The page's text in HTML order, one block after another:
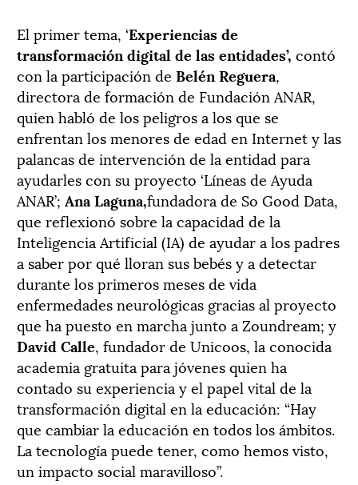
El primer tema, ‘Experiencias de
transformación digital de las entidades’, contó
con la participación de Belén Reguera,
directora de formación de Fundación ANAR,
quien habló de los peligros a los que se
enfrentan los menores de edad en Internet y las
palancas de intervención de la entidad para
ayudarles con su proyecto ‘Líneas de Ayuda
ANAR’; Ana Laguna,fundadora de So Good Data,
que reflexionó sobre la capacidad de la
Inteligencia Artificial (IA) de ayudar a los padres
a saber por qué lloran sus bebés y a detectar
durante los primeros meses de vida
enfermedades neurológicas gracias al proyecto
que ha puesto en marcha junto a Zoundream; y
David Calle, fundador de Unicoos, la conocida
academia gratuita para jóvenes quien ha
contado su experiencia y el papel vital de la
transformación digital en la educación: “Hay
que cambiar la educación en todos los ámbitos.
La tecnología puede tener, como hemos visto,
un impacto social maravilloso”.